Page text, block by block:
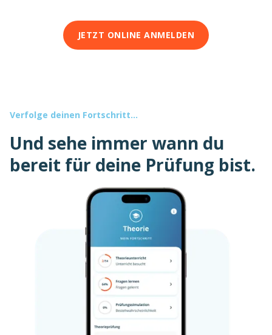
JETZT ONLINE ANMELDEN
Verfolge deinen Fortschritt...
Und sehe immer wann du
bereit für deine Prüfung bist.